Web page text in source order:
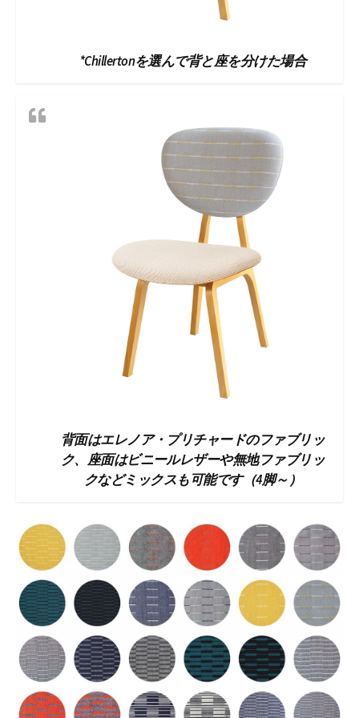
*Chillertonを選んで背と座を分けた場合
背面はエレノア・プリチャードのファブリッ
ク、座面はビニールレザーや無地ファブリッ
クなどミックスも可能です（4脚～）